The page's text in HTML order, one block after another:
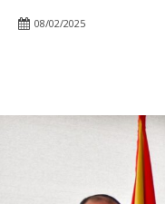
08/02/2025